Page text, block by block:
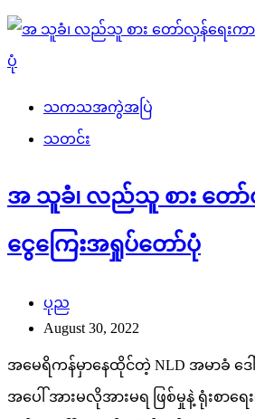
သကသအကွဲအပြဲ
သတင်း
အ သူခံ၊ လည်သူ စား တေ
ငွေကြေးအရှုပ်တော်ပုံ
ပုည
August 30, 2022
အမေရိကန်မှာနေထိုင်တဲ့ NLD အမာခံ ဒေ
အပေါ် အားမလိုအားမရ ဖြစ်မှုနဲ့ ရုံးစာ